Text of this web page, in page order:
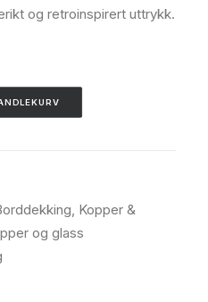
og retroinspirert uttrykk.
, Kopper &
og glass